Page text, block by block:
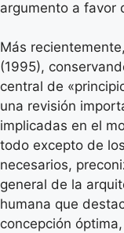
argumento a favor
Más
(1995),
central de
una revisión
implicadas en el
todo excepto de
necesarios,
general de la
humana que
concepción